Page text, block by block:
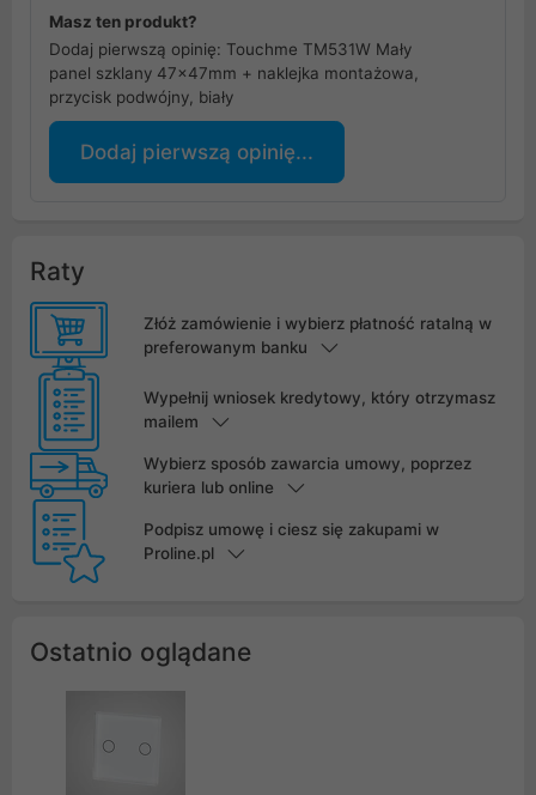
Masz ten produkt?
Dodaj pierwszą opinię: Touchme TM531W Mały
panel szklany 47x47mm + naklejka montażowa,
przycisk podwójny, biały
Dodaj pierwszą opinię...
Raty
Złóż zamówienie i wybierz płatność ratalną w
preferowanym banku
Wypełnij wniosek kredytowy, który otrzymasz
mailem
Wybierz sposób zawarcia umowy, poprzez
kuriera lub online
Podpisz umowę i ciesz się zakupami w
Proline.pl
Ostatnio oglądane